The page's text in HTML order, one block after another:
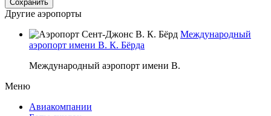
Другие аэропорты
Международный
аэропорт имени В. К. Бёрда
Международный аэропорт имени В.
Меню
Авиакомпании